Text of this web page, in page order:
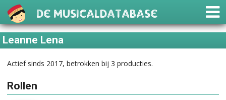
De Musicaldatabase
Leanne Lena
Actief sinds 2017, betrokken bij 3 producties.
Rollen